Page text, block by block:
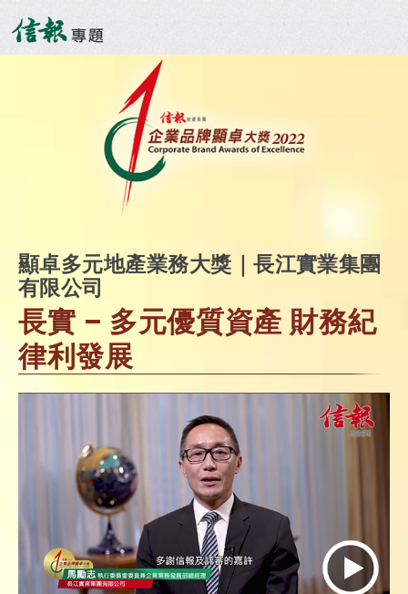
顯卓多元地產業務大獎｜長江實業集團
有限公司
長實 – 多元優質資產 財務紀
律利發展